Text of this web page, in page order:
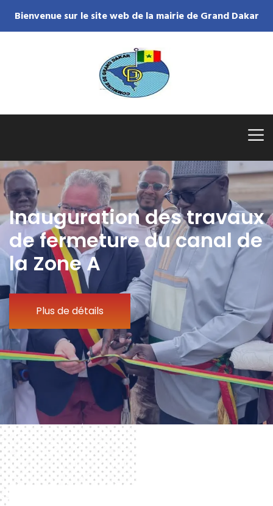
Bienvenue sur le site web de la mairie de Grand Dakar
Inauguration des travaux
de fermeture du canal de
la Zone A
Plus de détails